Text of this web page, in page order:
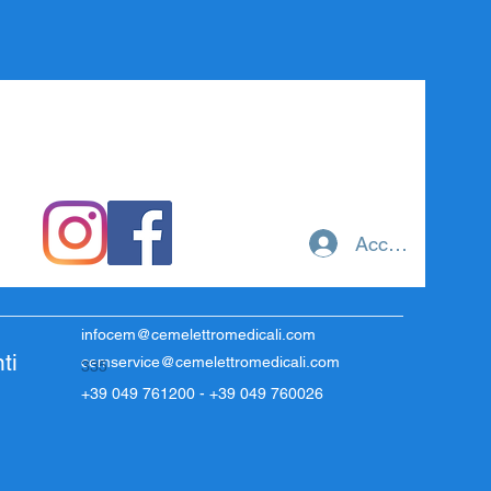
Accedi
infocem@cemelettromedicali.com
cemservice@cemelettromedicali.com
335
+39 049 761200 - +39 049 760026